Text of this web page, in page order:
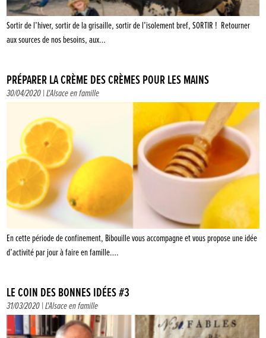
Sortir de l’hiver, sortir de la grisaille, sortir de l’isolement bref, SORTIR ! Retourner
aux sources de nos besoins, aux…
PRÉPARER LA CRÈME DES CRÈMES POUR LES MAINS
30/04/2020 |L'Alsace en famille
En cette période de confinement, Bibouille vous accompagne et vous propose une idée
d’activité par jour à faire en famille….
LE COIN DES BONNES IDÉES #3
31/03/2020 |L'Alsace en famille